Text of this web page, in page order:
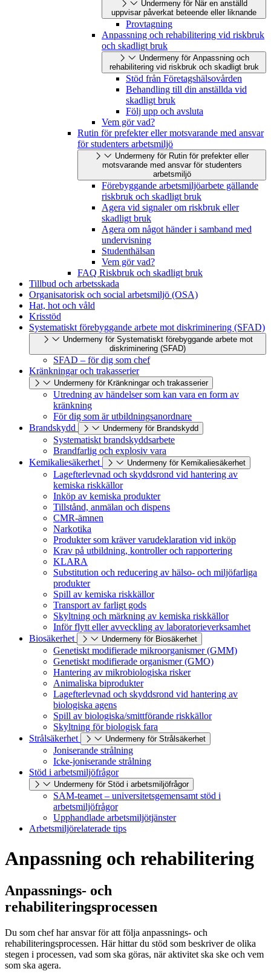
Undermeny för När en anställd
uppvisar påverkat beteende eller liknande
Provtagning
Anpassning och rehabilitering vid riskbruk
och skadligt bruk
Undermeny för Anpassning och
rehabilitering vid riskbruk och skadligt bruk
Stöd från Företagshälsovården
Behandling till din anställda vid
skadligt bruk
Följ upp och avsluta
Vem gör vad?
Rutin för prefekter eller motsvarande med ansvar
för studenters arbetsmiljö
Undermeny för Rutin för prefekter eller
motsvarande med ansvar för studenters
arbetsmiljö
Förebyggande arbetsmiljöarbete gällande
riskbruk och skadligt bruk
Agera vid signaler om riskbruk eller
skadligt bruk
Agera om något händer i samband med
undervisning
Studenthälsan
Vem gör vad?
FAQ Riskbruk och skadligt bruk
Tillbud och arbetsskada
Organisatorisk och social arbetsmiljö (OSA)
Hat, hot och våld
Krisstöd
Systematiskt förebyggande arbete mot diskriminering (SFAD)
Undermeny för Systematiskt förebyggande arbete mot
diskriminering (SFAD)
SFAD – för dig som chef
Kränkningar och trakasserier
Undermeny för Kränkningar och trakasserier
Utredning av händelser som kan vara en form av
kränkning
För dig som är utbildningsanordnare
Brandskydd
Undermeny för Brandskydd
Systematiskt brandskyddsarbete
Brandfarlig och explosiv vara
Kemikaliesäkerhet
Undermeny för Kemikaliesäkerhet
Lagefterlevnad och skyddsrond vid hantering av
kemiska riskkällor
Inköp av kemiska produkter
Tillstånd, anmälan och dispens
CMR-ämnen
Narkotika
Produkter som kräver varudeklaration vid inköp
Krav på utbildning, kontroller och rapportering
KLARA
Substitution och reducering av hälso- och miljöfarliga
produkter
Spill av kemiska riskkällor
Transport av farligt gods
Skyltning och märkning av kemiska riskkällor
Inför flytt eller avveckling av laboratorieverksamhet
Biosäkerhet
Undermeny för Biosäkerhet
Genetiskt modifierade mikroorganismer (GMM)
Genetiskt modifierade organismer (GMO)
Hantering av mikrobiologiska risker
Animaliska biprodukter
Lagefterlevnad och skyddsrond vid hantering av
biologiska agens
Spill av biologiska/smittförande riskkällor
Skyltning för biologisk fara
Strålsäkerhet
Undermeny för Strålsäkerhet
Joniserande strålning
Icke-joniserande strålning
Stöd i arbetsmiljöfrågor
Undermeny för Stöd i arbetsmiljöfrågor
SAM-teamet – universitetsgemensamt stöd i
arbetsmiljöfrågor
Upphandlade arbetsmiljötjänster
Arbetsmiljörelaterade tips
Anpassning och rehabilitering
Anpassnings- och
rehabiliteringsprocessen
Du som chef har ansvar för att följa anpassnings- och
rehabiliteringsprocessen. Här hittar du stöd som beskriver de olika
stegen i processen, vad som ska göras, när aktivitet ska ske och vem
som ska agera.